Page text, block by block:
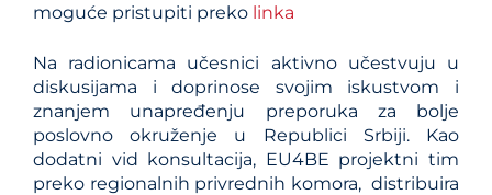
moguće pristupiti preko linka
Na radionicama učesnici aktivno učestvuju u
diskusijama i doprinose svojim iskustvom i
znanjem unapređenju preporuka za bolje
poslovno okruženje u Republici Srbiji. Kao
dodatni vid konsultacija, EU4BE projektni tim
preko regionalnih privrednih komora, distribuira